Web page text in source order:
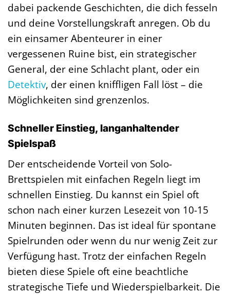
dabei packende Geschichten, die dich fesseln
und deine Vorstellungskraft anregen. Ob du
ein einsamer Abenteurer in einer
vergessenen Ruine bist, ein strategischer
General, der eine Schlacht plant, oder ein
Detektiv, der einen kniffligen Fall löst – die
Möglichkeiten sind grenzenlos.
Schneller Einstieg, langanhaltender
Spielspaß
Der entscheidende Vorteil von Solo-
Brettspielen mit einfachen Regeln liegt im
schnellen Einstieg. Du kannst ein Spiel oft
schon nach einer kurzen Lesezeit von 10-15
Minuten beginnen. Das ist ideal für spontane
Spielrunden oder wenn du nur wenig Zeit zur
Verfügung hast. Trotz der einfachen Regeln
bieten diese Spiele oft eine beachtliche
strategische Tiefe und Wiederspielbarkeit. Die